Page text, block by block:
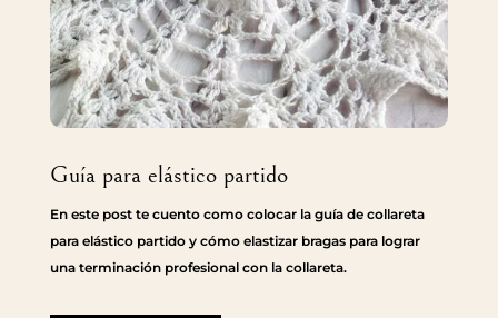
Guía para elástico partido
En este post te cuento como colocar la guía de collareta
para elástico partido y cómo elastizar bragas para lograr
una terminación profesional con la collareta.